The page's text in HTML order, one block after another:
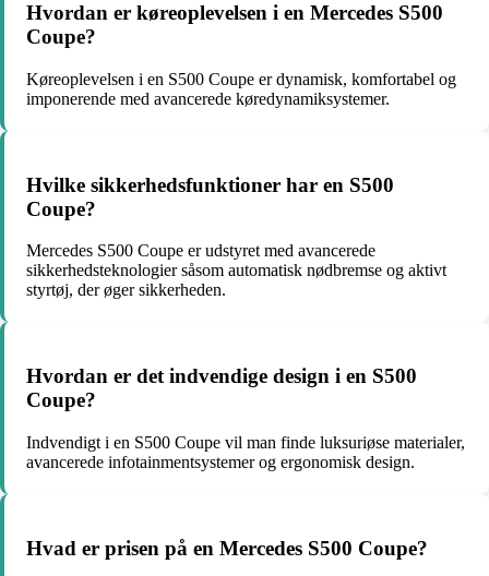
Hvordan er køreoplevelsen i en Mercedes S500
Coupe?
Køreoplevelsen i en S500 Coupe er dynamisk, komfortabel og
imponerende med avancerede køredynamiksystemer.
Hvilke sikkerhedsfunktioner har en S500
Coupe?
Mercedes S500 Coupe er udstyret med avancerede
sikkerhedsteknologier såsom automatisk nødbremse og aktivt
styrtøj, der øger sikkerheden.
Hvordan er det indvendige design i en S500
Coupe?
Indvendigt i en S500 Coupe vil man finde luksuriøse materialer,
avancerede infotainmentsystemer og ergonomisk design.
Hvad er prisen på en Mercedes S500 Coupe?